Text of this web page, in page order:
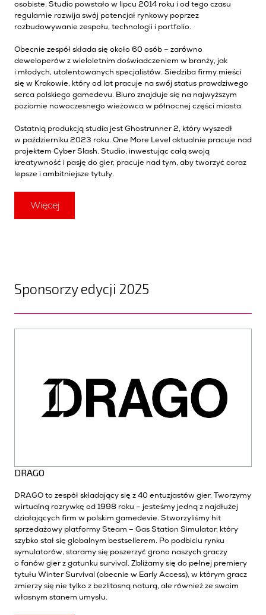
osobiste. Studio powstało w lipcu 2014 roku i od tego czasu
regularnie rozwija swój potencjał rynkowy poprzez
rozbudowywanie zespołu, technologii i portfolio.
Obecnie zespół składa się około 60 osób – zarówno
deweloperów z wieloletnim doświadczeniem w branży, jak
i młodych, utalentowanych specjalistów. Siedziba firmy mieści
się w Krakowie, który od lat pracuje na swój status prawdziwego
serca polskiego gamedevu. Biuro znajduje się na najwyższym
poziomie nowoczesnego wieżowca w północnej części miasta.
Ostatnią produkcją studia jest Ghostrunner 2, który wyszedł
w październiku 2023 roku. One More Level aktualnie pracuje nad
projektem Cyber Slash. Studio, inwestując całą swoją
kreatywność i pasję do gier, pracuje nad tym, aby tworzyć coraz
lepsze i ambitniejsze tytuły.
Więcej
Sponsorzy edycji 2025
DRAGO
DRAGO to zespół składający się z 40 entuzjastów gier. Tworzymy
wirtualną rozrywkę od 1998 roku – jesteśmy jedną z najdłużej
działających firm w polskim gamedevie. Stworzyliśmy hit
sprzedażowy platformy Steam – Gas Station Simulator, który
szybko stał się globalnym bestsellerem. Po podbiciu rynku
symulatorów, staramy się poszerzyć grono naszych graczy
o fanów gier z gatunku survival. Zbliżamy się do pełnej premiery
tytułu Winter Survival (obecnie w Early Access), w którym gracz
zmierzy się nie tylko z bezlitosną naturą, ale również ze swoim
własnym stanem umysłu.